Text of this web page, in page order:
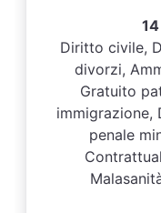
Diritto civile,
divorzi,
Gratuito
penale